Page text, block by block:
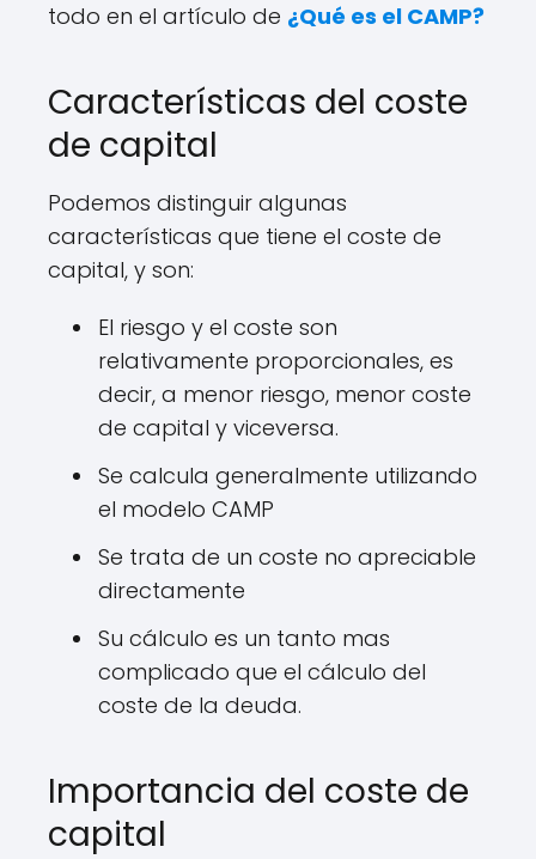
todo en el artículo de ¿Qué es el CAMP?
Características del coste
de capital
Podemos distinguir algunas
características que tiene el coste de
capital, y son:
El riesgo y el coste son
relativamente proporcionales, es
decir, a menor riesgo, menor coste
de capital y viceversa.
Se calcula generalmente utilizando
el modelo CAMP
Se trata de un coste no apreciable
directamente
Su cálculo es un tanto mas
complicado que el cálculo del
coste de la deuda.
Importancia del coste de
capital